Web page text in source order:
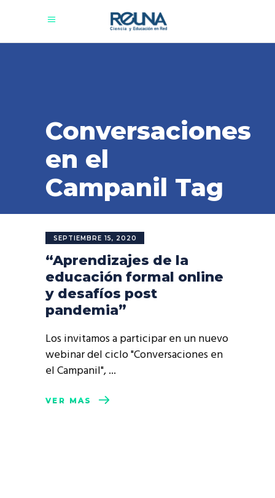
Conversaciones
en el
Campanil Tag
SEPTIEMBRE 15, 2020
“Aprendizajes de la
educación formal online
y desafíos post
pandemia”
Los invitamos a participar en un nuevo
webinar del ciclo "Conversaciones en
el Campanil",
VER MÁS